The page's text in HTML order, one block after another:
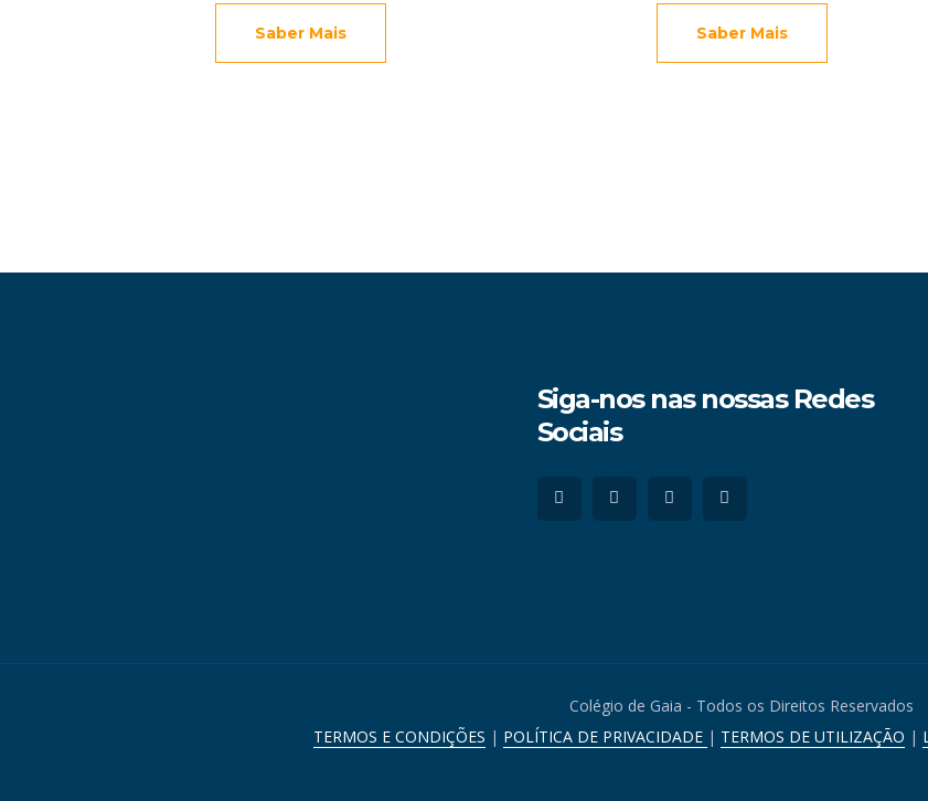
Saber Mais Saber Mais
Siga-nos nas nossas Redes
Sociais
Colégio de Gaia - Todos os Direitos Reservados
TERMOS E CONDIÇÕES | POLÍTICA DE PRIVACIDADE | TERMOS DE UTILIZAÇÃO |